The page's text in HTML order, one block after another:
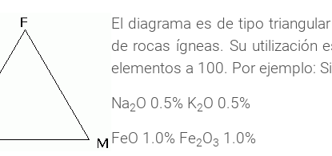
El diagrama es de tipo
de rocas ígneas. Su utilización
elementos a 100. Por ejemplo:
Na2O 0.5% K2O 0.5%
FeO 1.0% Fe2O3 1.0%